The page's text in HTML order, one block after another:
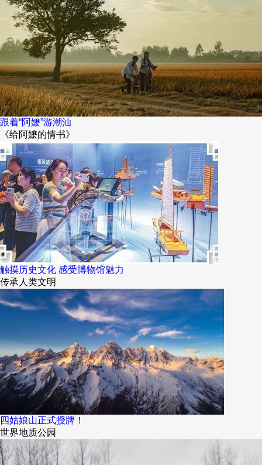
跟着“阿嬷”游潮汕
《给阿嬷的情书》
触摸历史文化 感受博物馆魅力
传承人类文明
四姑娘山正式授牌！
世界地质公园